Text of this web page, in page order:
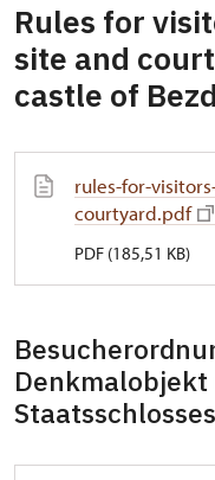
Rules for
site and
castle of
rules-for-
courtyard.pdf
PDF (185,51 KB)